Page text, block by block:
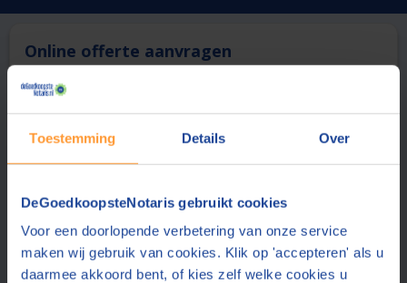
Toestemming Details Over
DeGoedkoopsteNotaris gebruikt cookies
Voor een doorlopende verbetering van onze service
maken wij gebruik van cookies. Klik op 'accepteren' als u
daarmee akkoord bent, of kies zelf welke cookies u
Online offerte aanvragen
Deze notaris biedt momenteel niet de mogelijkheid online
1 Vergelijk en bespaar
Vraag een offerte aan bij een andere notaris in de buurt
Palm Huisman NotarissenMierlo (20 km)
8.7
(257 reviews)